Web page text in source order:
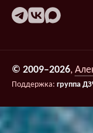
© 2009–2026,
Поддержка: группа